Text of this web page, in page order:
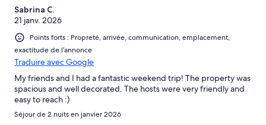
Sabrina C.
21 janv. 2026
Points forts : Propreté, arrivée, communication, emplacement,
exactitude de l’annonce
Traduire avec Google
My friends and I had a fantastic weekend trip! The property was
spacious and well decorated. The hosts were very friendly and
easy to reach :)
Séjour de 2 nuits en janvier 2026